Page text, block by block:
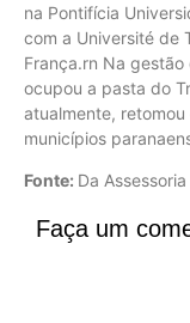
na Pontifícia
com a Université de
França.rn Na
ocupou a pasta do
atualmente,
municípios
Fonte: Da Assessoria
Faça um